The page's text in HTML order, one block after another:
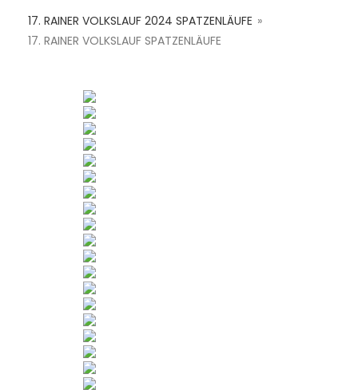
17. RAINER VOLKSLAUF 2024 SPATZENLÄUFE »
17. RAINER VOLKSLAUF SPATZENLÄUFE